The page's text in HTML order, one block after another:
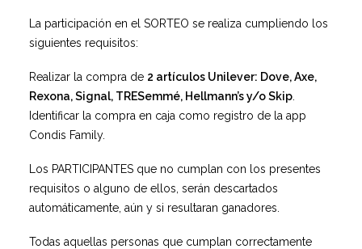
La participación en el SORTEO se realiza cumpliendo los
siguientes requisitos:
Realizar la compra de 2 artículos Unilever: Dove, Axe,
Rexona, Signal, TRESemmé, Hellmann’s y/o Skip
Identificar la compra en caja como registro de la app
Condis Family.
Los PARTICIPANTES que no cumplan con los presentes
requisitos o alguno de ellos, serán descartados
automáticamente, aún y si resultaran ganadores.
Todas aquellas personas que cumplan correctamente